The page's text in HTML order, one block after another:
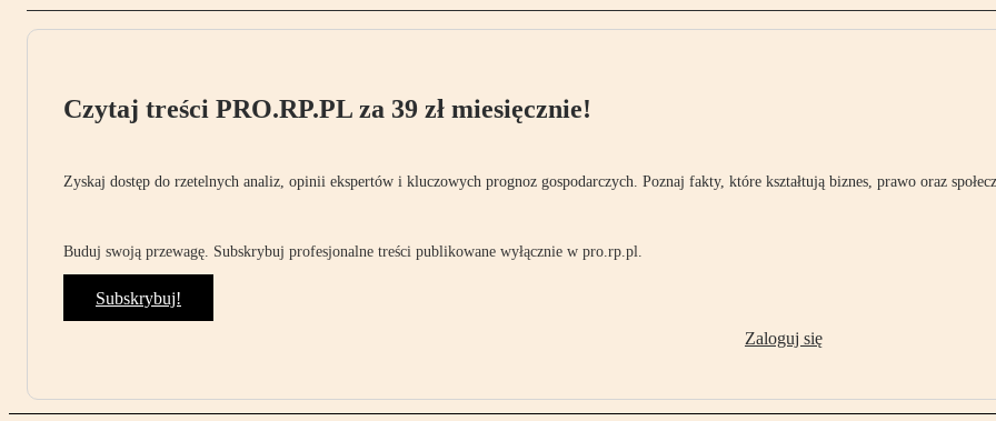
Czytaj treści PRO.RP.PL za 39 zł miesięcznie!
Zyskaj dostęp do rzetelnych analiz, opinii ekspertów i kluczowych prognoz gospodarczych. Poznaj fakty, które kształtują biznes, prawo oraz
Buduj swoją przewagę. Subskrybuj profesjonalne treści publikowane wyłącznie w pro.rp.pl.
Subskrybuj!
Zaloguj się